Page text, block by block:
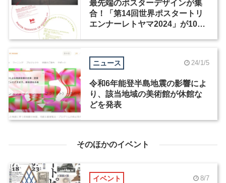
最先端のポスターデザインが集
合！「第14回世界ポスタートリ
エンナーレトヤマ2024」が10月
ニュース 24/1/5
令和6年能登半島地震の影響によ
り、該当地域の美術館が休館な
どを発表
そのほかのイベント
イベント 8/7